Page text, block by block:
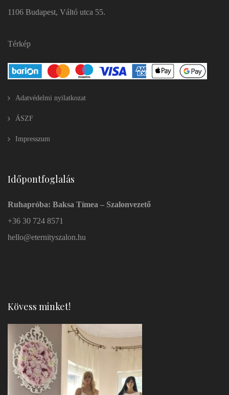
1106 Budapest, Váltó utca 55.
Térkép
Adatvédelmi nyilatkozat
ÁSZF
Impresszum
Időpontfoglalás
Ruhapróba: Baksa Tímea – Szalonvezető
+36 30 724 8571
hello@eternityszalon.hu
Kövess minket!